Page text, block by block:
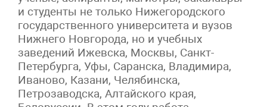
и студенты не только Нижегородского
государственного университета и вузов
Нижнего Новгорода, но и учебных
заведений Ижевска, Москвы, Санкт-
Петербурга, Уфы, Саранска, Владимира,
Иваново, Казани, Челябинска,
Петрозаводска, Алтайского края,